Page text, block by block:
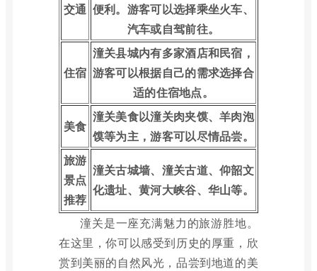
交通 便利。游客可以选择乘坐火车、
汽车或自驾前往。
住宿
潼关县城内有多家酒店和民宿，
游客可以根据自己的需求选择合
适的住宿地点。
美食
潼关美食以潼关肉夹馍、羊肉泡
馍等为主，游客可以尽情品尝。
旅游
景点
推荐
潼关古城墙、潼关古道、仰韶文
化遗址、黄河大峡谷、华山等。
潼关是一座充满魅力的旅游胜地。
在这里，你可以感受到历史的厚重，欣
赏到美丽的自然风光，品尝到地道的美